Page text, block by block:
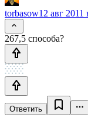
torbasow12 авг 2011
267,5 способа?
Ответить